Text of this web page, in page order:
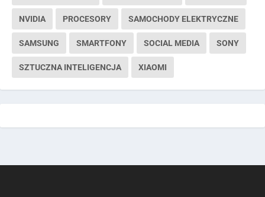
NVIDIA PROCESORY SAMOCHODY ELEKTRYCZNE
SAMSUNG SMARTFONY SOCIAL MEDIA SONY
SZTUCZNA INTELIGENCJA XIAOMI